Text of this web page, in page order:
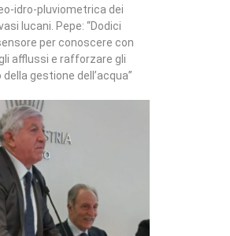
idro-pluviometrica dei
lucani. Pepe: “Dodici
per conoscere con
afflussi e rafforzare gli
gestione dell’acqua”